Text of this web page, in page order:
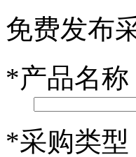
第二
乐道
免费发布
*产品名称
*采购类型